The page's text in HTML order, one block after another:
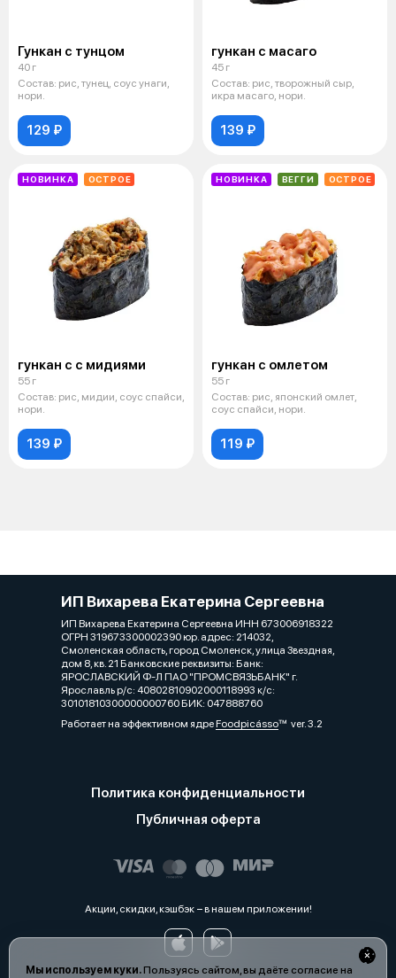
Гункан с тунцом
40 г
Состав: рис, тунец, соус унаги,
нори.
129 ₽
гункан с масаго
45 г
Состав: рис, творожный сыр,
икра масаго, нори.
139 ₽
НОВИНКА ОСТРОЕ
гункан с с мидиями
55 г
Состав: рис, мидии, соус спайси,
нори.
139 ₽
НОВИНКА ВЕГГИ ОСТРОЕ
гункан с омлетом
55 г
Состав: рис, японский омлет,
соус спайси, нори.
119 ₽
Мы используем куки.Пользуясь сайтом, вы даёте согласие на
ИП Вихарева Екатерина Сергеевна
ИП Вихарева Екатерина Сергеевна ИНН 673006918322
ОГРН 319673300002390 юр. адрес: 214032,
Смоленская область, город Смоленск, улица Звездная,
дом 8, кв. 21 Банковские реквизиты: Банк:
ЯРОСЛАВСКИЙ Ф-Л ПАО "ПРОМСВЯЗЬБАНК" г.
Ярославль р/с: 40802810902000118993 к/с:
30101810300000000760 БИК: 047888760
Работает на эффективном ядреFoodpicássover. 3.2
Политика конфиденциальности
Публичная оферта
Акции, скидки, кэшбэк − в нашем приложении!